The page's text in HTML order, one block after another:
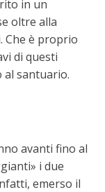
in un
oltre alla
Che è proprio
di questi
al santuario.
avanti fino al
i due
emerso il